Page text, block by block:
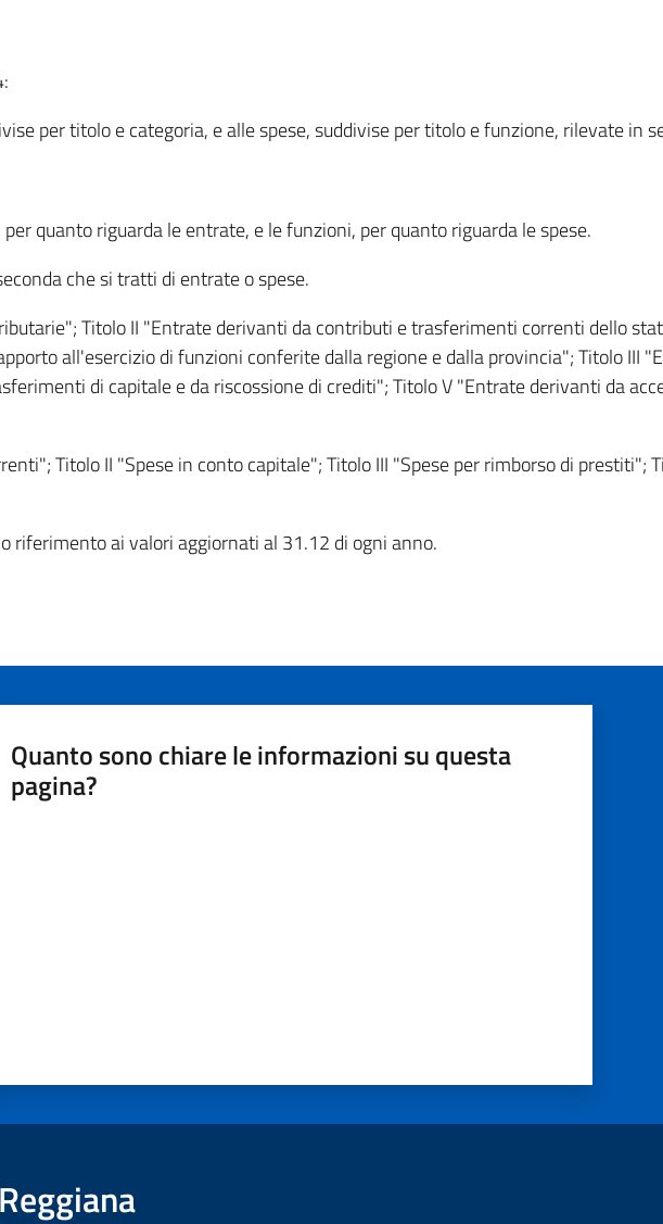
per titolo e categoria, e alle spese, suddivise per titolo e funzione, rilevate in
quanto riguarda le entrate, e le funzioni, per quanto riguarda le spese.
che si tratti di entrate o spese.
Titolo II "Entrate derivanti da contributi e trasferimenti correnti dello
all'esercizio di funzioni conferite dalla regione e dalla provincia"; Titolo III
di capitale e da riscossione di crediti"; Titolo V "Entrate derivanti da
Titolo II "Spese in conto capitale"; Titolo III "Spese per rimborso di prestiti";
riferimento ai valori aggiornati al 31.12 di ogni anno.
Quanto sono chiare le informazioni su questa
pagina?